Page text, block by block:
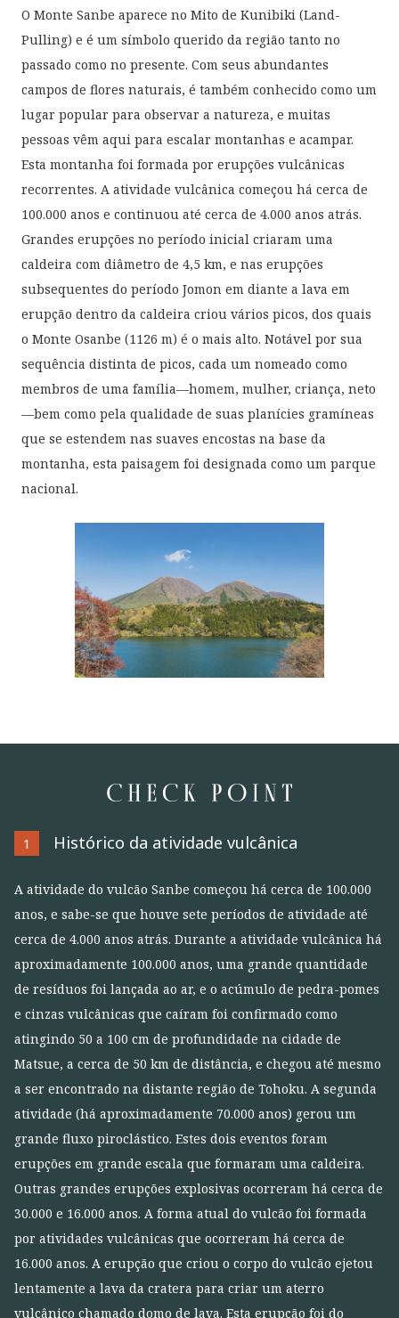
O Monte Sanbe aparece no Mito de Kunibiki (Land-
Pulling) e é um símbolo querido da região tanto no
passado como no presente. Com seus abundantes
campos de flores naturais, é também conhecido como um
lugar popular para observar a natureza, e muitas
pessoas vêm aqui para escalar montanhas e acampar.
Esta montanha foi formada por erupções vulcânicas
recorrentes. A atividade vulcânica começou há cerca de
100.000 anos e continuou até cerca de 4.000 anos atrás.
Grandes erupções no período inicial criaram uma
caldeira com diâmetro de 4,5 km, e nas erupções
subsequentes do período Jomon em diante a lava em
erupção dentro da caldeira criou vários picos, dos quais
o Monte Osanbe (1126 m) é o mais alto. Notável por sua
sequência distinta de picos, cada um nomeado como
membros de uma família—homem, mulher, criança, neto
—bem como pela qualidade de suas planícies gramíneas
que se estendem nas suaves encostas na base da
montanha, esta paisagem foi designada como um parque
nacional.
1 Histórico da atividade vulcânica
A atividade do vulcão Sanbe começou há cerca de 100.000
anos, e sabe-se que houve sete períodos de atividade até
cerca de 4.000 anos atrás. Durante a atividade vulcânica há
aproximadamente 100.000 anos, uma grande quantidade
de resíduos foi lançada ao ar, e o acúmulo de pedra-pomes
e cinzas vulcânicas que caíram foi confirmado como
atingindo 50 a 100 cm de profundidade na cidade de
Matsue, a cerca de 50 km de distância, e chegou até mesmo
a ser encontrado na distante região de Tohoku. A segunda
atividade (há aproximadamente 70.000 anos) gerou um
grande fluxo piroclástico. Estes dois eventos foram
erupções em grande escala que formaram uma caldeira.
Outras grandes erupções explosivas ocorreram há cerca de
30.000 e 16.000 anos. A forma atual do vulcão foi formada
por atividades vulcânicas que ocorreram há cerca de
16.000 anos. A erupção que criou o corpo do vulcão ejetou
lentamente a lava da cratera para criar um aterro
vulcânico chamado domo de lava. Esta erupção foi do